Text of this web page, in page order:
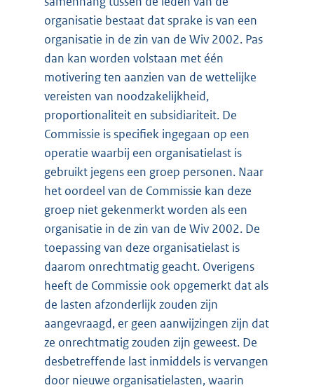
organisatie bestaat dat sprake is van een
organisatie in de zin van de Wiv 2002. Pas
dan kan worden volstaan met één
motivering ten aanzien van de wettelijke
vereisten van noodzakelijkheid,
proportionaliteit en subsidiariteit. De
Commissie is specifiek ingegaan op een
operatie waarbij een organisatielast is
gebruikt jegens een groep personen. Naar
het oordeel van de Commissie kan deze
groep niet gekenmerkt worden als een
organisatie in de zin van de Wiv 2002. De
toepassing van deze organisatielast is
daarom onrechtmatig geacht. Overigens
heeft de Commissie ook opgemerkt dat als
de lasten afzonderlijk zouden zijn
aangevraagd, er geen aanwijzingen zijn dat
ze onrechtmatig zouden zijn geweest. De
desbetreffende last inmiddels is vervangen
door nieuwe organisatielasten, waarin